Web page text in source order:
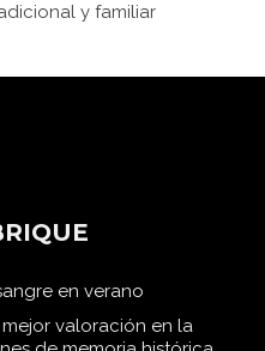
y familiar
en verano
valoración en la